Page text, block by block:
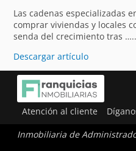
Las cadenas especializadas
comprar viviendas y locales
senda del crecimiento tras …..
Descargar artículo
Atención al cliente
Inmobiliaria de